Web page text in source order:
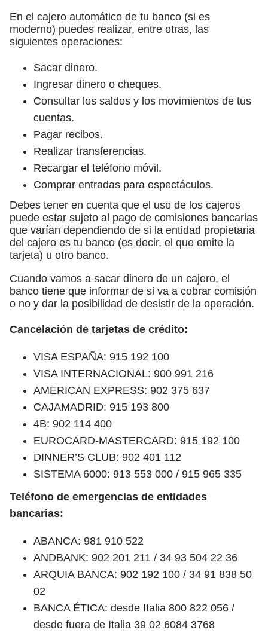
En el cajero automático de tu banco (si es
moderno) puedes realizar, entre otras, las
siguientes operaciones:
Sacar dinero.
Ingresar dinero o cheques.
Consultar los saldos y los movimientos de tus
cuentas.
Pagar recibos.
Realizar transferencias.
Recargar el teléfono móvil.
Comprar entradas para espectáculos.
Debes tener en cuenta que el uso de los cajeros
puede estar sujeto al pago de comisiones bancarias
que varían dependiendo de si la entidad propietaria
del cajero es tu banco (es decir, el que emite la
tarjeta) u otro banco.
Cuando vamos a sacar dinero de un cajero, el
banco tiene que informar de si va a cobrar comisión
o no y dar la posibilidad de desistir de la operación.
Cancelación de tarjetas de crédito:
VISA ESPAÑA: 915 192 100
VISA INTERNACIONAL: 900 991 216
AMERICAN EXPRESS: 902 375 637
CAJAMADRID: 915 193 800
4B: 902 114 400
EUROCARD-MASTERCARD: 915 192 100
DINNER’S CLUB: 902 401 112
SISTEMA 6000: 913 553 000 / 915 965 335
Teléfono de emergencias de entidades
bancarias:
ABANCA: 981 910 522
ANDBANK: 902 201 211 / 34 93 504 22 36
ARQUIA BANCA: 902 192 100 / 34 91 838 50
02
BANCA ÉTICA: desde Italia 800 822 056 /
desde fuera de Italia 39 02 6084 3768